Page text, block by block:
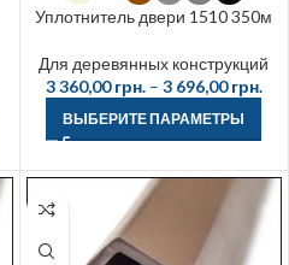
Уплотнитель двери 1510 350м
Для деревянных конструкций
3 360,00грн. – 3 696,00грн.
ВЫБЕРИТЕ ПАРАМЕТРЫ